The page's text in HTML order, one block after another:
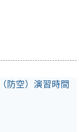
防空）演習時間